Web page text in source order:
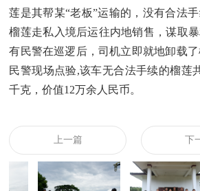
莲是其帮某“老板”运输的，没有合法
榴莲走私入境后运往内地销售，谋取
有民警在巡逻后，司机立即就地卸载
民警现场点验,该车无合法手续的榴莲
千克，价值12万余人民币。
上一篇 下